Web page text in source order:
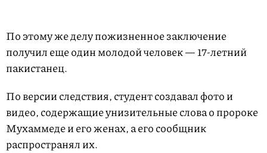
По этому же делу пожизненное заключение
получил еще один молодой человек — 17-летний
пакистанец.
По версии следствия, студент создавал фото и
видео, содержащие унизительные слова о пророке
Мухаммеде и его женах, а его сообщник
распространял их.